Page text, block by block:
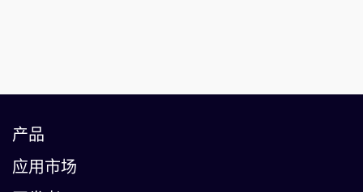
产品
应用市场